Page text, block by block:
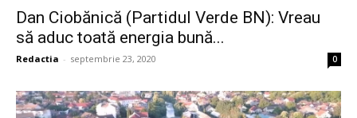
Dan Ciobănică (Partidul Verde BN): Vreau
să aduc toată energia bună...
Redactia - septembrie 23, 2020 0